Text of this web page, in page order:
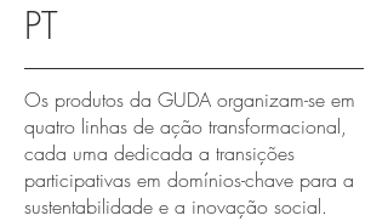
PT
Os produtos da GUDA organizam-se em
quatro linhas de ação transformacional,
cada uma dedicada a transições
participativas em domínios-chave para a
sustentabilidade e a inovação social.